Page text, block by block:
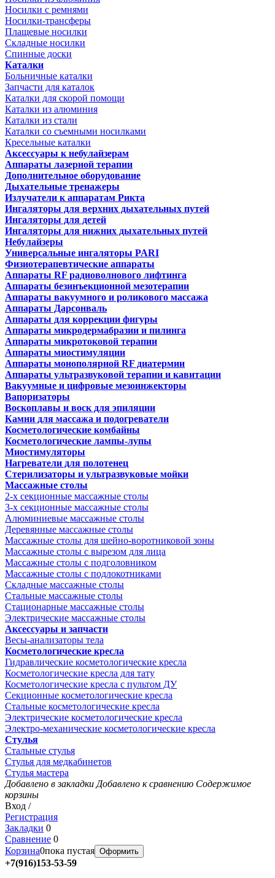
Носилки с ремнями
Носилки-трансферы
Плащевые носилки
Складные носилки
Спинные доски
Каталки
Больничные каталки
Запчасти для каталок
Каталки для скорой помощи
Каталки из алюминия
Каталки из стали
Каталки со съемными носилками
Кресельные каталки
Аксессуары к небулайзерам
Аппараты лазерной терапии
Дополнительное оборудование
Дыхательные тренажеры
Излучатели к аппаратам Рикта
Ингаляторы для верхних дыхательных путей
Ингаляторы для детей
Ингаляторы для нижних дыхательных путей
Небулайзеры
Универсальные ингаляторы PARI
Физиотерапевтические аппараты
Аппараты RF радиоволнового лифтинга
Аппараты безинъекционной мезотерапии
Аппараты вакуумного и роликового массажа
Аппараты Дарсонваль
Аппараты для коррекции фигуры
Аппараты микродермабразии и пилинга
Аппараты микротоковой терапии
Аппараты миостимуляции
Аппараты монополярной RF диатермии
Аппараты ультразвуковой терапии и кавитации
Вакуумные и цифровые мезоинжекторы
Вапоризаторы
Воскоплавы и воск для эпиляции
Камни для массажа и подогреватели
Косметологические комбайны
Косметологические лампы-лупы
Миостимуляторы
Нагреватели для полотенец
Стерилизаторы и ультразвуковые мойки
Массажные столы
2-х секционные массажные столы
3-х секционные массажные столы
Алюминиевые массажные столы
Деревянные массажные столы
Массажные столы для шейно-воротниковой зоны
Массажные столы с вырезом для лица
Массажные столы с подголовником
Массажные столы с подлокотниками
Складные массажные столы
Стальные массажные столы
Стационарные массажные столы
Электрические массажные столы
Аксессуары и запчасти
Весы-анализаторы тела
Косметологические кресла
Гидравлические косметологические кресла
Косметологические кресла для тату
Косметологические кресла с пультом ДУ
Секционные косметологические кресла
Стальные косметологические кресла
Электрические косметологические кресла
Электро-механические косметологические кресла
Стулья
Стальные стулья
Стулья для медкабинетов
Стулья мастера
Добавлено в закладки Добавлено к сравнению Содержимое
корзины
Вход /
Регистрация
Закладки 0
Сравнение 0
Корзина0пока пустая Оформить
+7(916)153-53-59